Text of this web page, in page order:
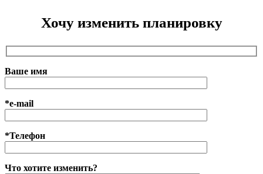
Хочу изменить планировку
Ваше имя
*e-mail
*Телефон
Что хотите изменить?